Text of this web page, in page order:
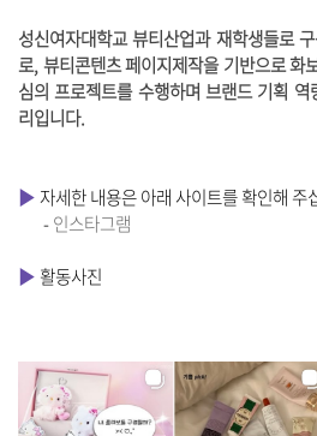
성신여자대학교 뷰티산업과 재학생들로
로, 뷰티콘텐츠 페이지제작을 기반으로 화
심의 프로젝트를 수행하며 브랜드 기획
리입니다.
▶자세한 내용은 아래 사이트를 확인해 주
-인스타그램
▶ 활동사진